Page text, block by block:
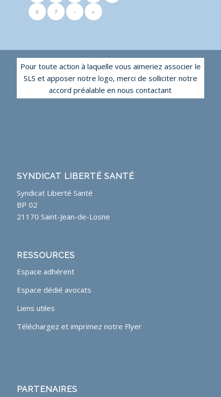
6 7 › »
Pour toute action à laquelle vous aimeriez associer le
SLS et apposer notre logo, merci de solliciter notre
accord préalable en nous contactant
SYNDICAT LIBERTÉ SANTÉ
Syndicat Liberté Santé
BP 02
21170 Saint-Jean-de-Losne
RESSOURCES
Espace adhérent
Espace dédié avocats
Liens utiles
Téléchargez et imprimez notre Flyer
PARTENAIRES